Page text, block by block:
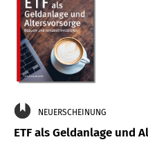
NEUERSCHEINUNG
ETF als Geldanlage und